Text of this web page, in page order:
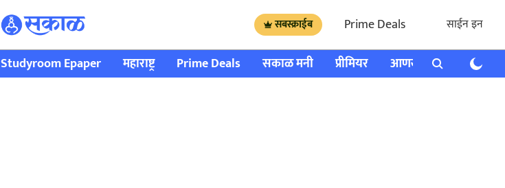
सबस्क्राईब Prime Deals साईन इन
Studyroom Epaper महाराष्ट्र Prime Deals सकाळ मनी प्रीमियर आणखी राशी भविष्य